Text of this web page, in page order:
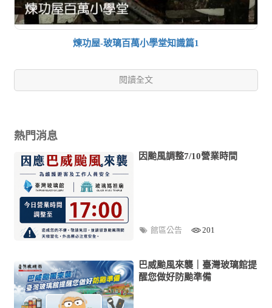
煉功屋-玻璃百萬小學堂知識篇1
閱讀全文
熱門消息
因颱風調整7/10營業時間
館區公告 201
巴威颱風來襲｜臺灣玻璃館提
醒您做好防颱準備